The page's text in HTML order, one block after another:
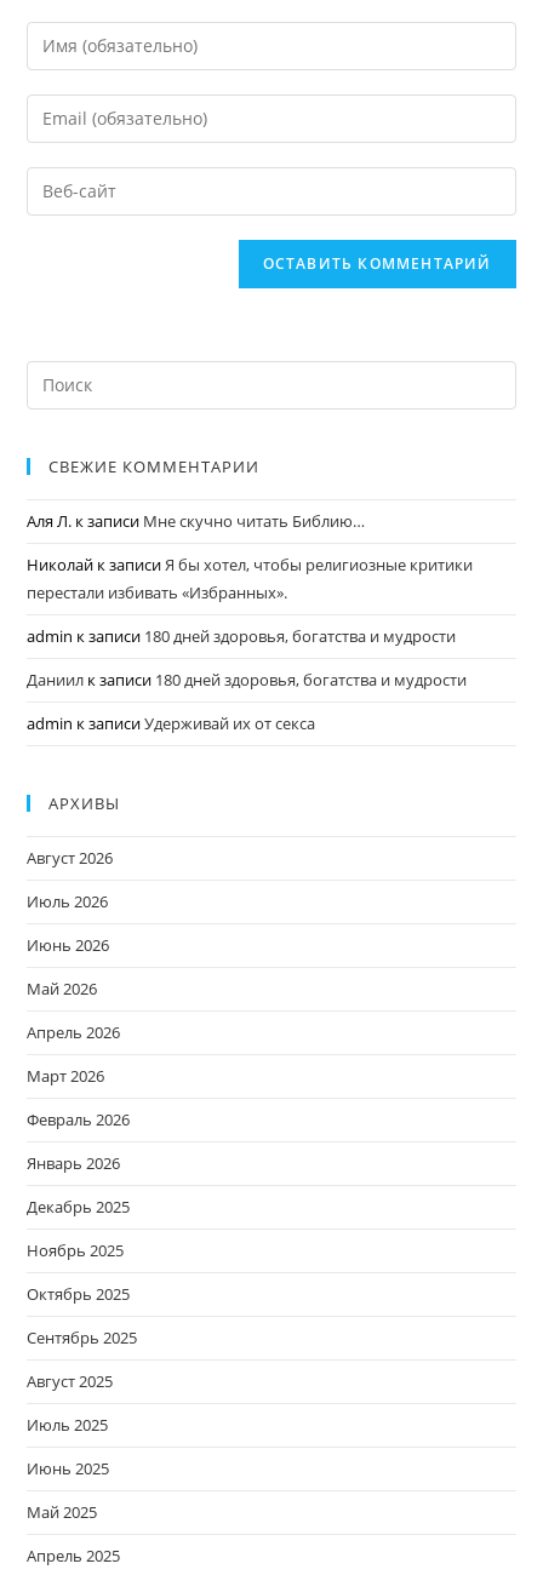
СВЕЖИЕ КОММЕНТАРИИ
Аля Л. к записи Мне скучно читать Библию…
Николай к записиЯ бы хотел, чтобы религиозные критики
перестали избивать «Избранных».
admin к записи 180 дней здоровья, богатства и мудрости
Даниил к записи 180 дней здоровья, богатства и мудрости
admin к записиУдерживай их от секса
АРХИВЫ
Август 2026
Июль 2026
Июнь 2026
Май 2026
Апрель 2026
Март 2026
Февраль 2026
Январь 2026
Декабрь 2025
Ноябрь 2025
Октябрь 2025
Сентябрь 2025
Август 2025
Июль 2025
Июнь 2025
Май 2025
Апрель 2025